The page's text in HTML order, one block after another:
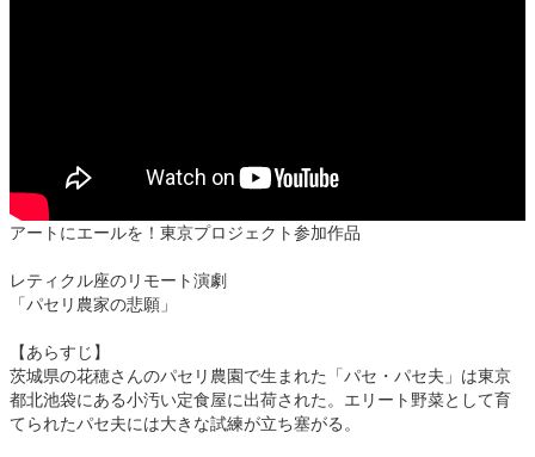
アートにエールを！東京プロジェクト参加作品
レティクル座のリモート演劇
「パセリ農家の悲願」
【あらすじ】
茨城県の花穂さんのパセリ農園で生まれた「パセ・パセ夫」は東京
都北池袋にある小汚い定食屋に出荷された。エリート野菜として育
てられたパセ夫には大きな試練が立ち塞がる。